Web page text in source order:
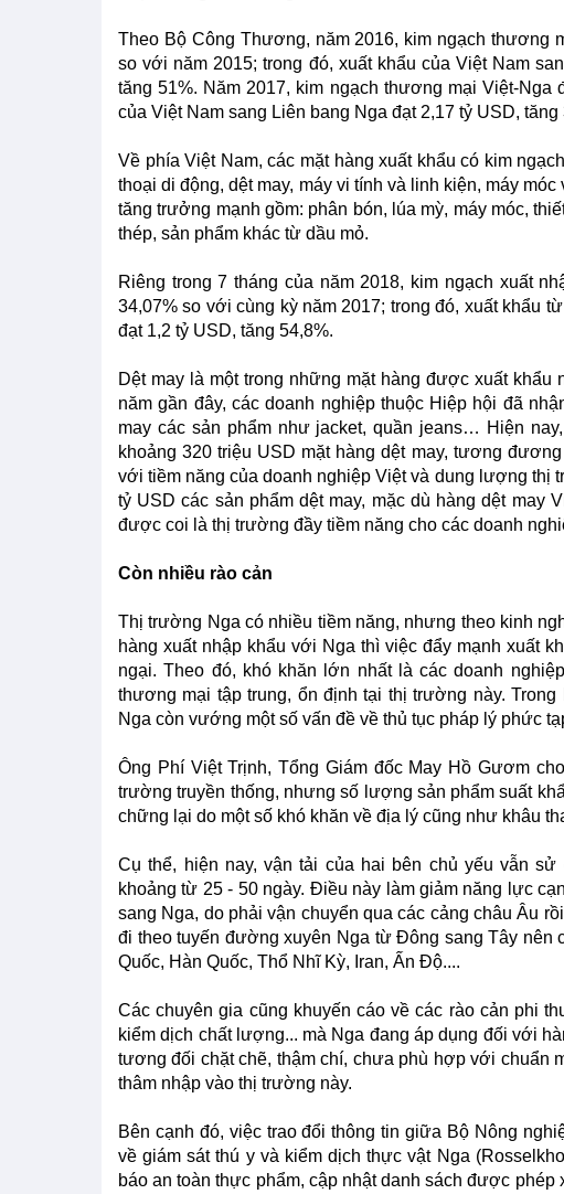
Theo Bộ Công Thương, năm 2016, kim ngạch thương
so với năm 2015; trong đó, xuất khẩu của Việt Nam
tăng 51%. Năm 2017, kim ngạch thương mại Việt-Nga
của Việt Nam sang Liên bang Nga đạt 2,17 tỷ USD,
Về phía Việt Nam, các mặt hàng xuất khẩu có kim
thoại di động, dệt may, máy vi tính và linh kiện, máy
tăng trưởng mạnh gồm: phân bón, lúa mỳ, máy móc,
thép, sản phẩm khác từ dầu mỏ.
Riêng trong 7 tháng của năm 2018, kim ngạch xuất
34,07% so với cùng kỳ năm 2017; trong đó, xuất khẩu
đạt 1,2 tỷ USD, tăng 54,8%.
Dệt may là một trong những mặt hàng được xuất
năm gần đây, các doanh nghiệp thuộc Hiệp hội đã
may các sản phẩm như jacket, quần jeans… Hiện
khoảng 320 triệu USD mặt hàng dệt may, tương
với tiềm năng của doanh nghiệp Việt và dung lượng thị
tỷ USD các sản phẩm dệt may, mặc dù hàng dệt may
được coi là thị trường đầy tiềm năng cho các doanh
Còn nhiều rào cản
Thị trường Nga có nhiều tiềm năng, nhưng theo kinh
hàng xuất nhập khẩu với Nga thì việc đẩy mạnh xuất
ngại. Theo đó, khó khăn lớn nhất là các doanh
thương mại tập trung, ổn định tại thị trường này.
Nga còn vướng một số vấn đề về thủ tục pháp lý phức
Ông Phí Việt Trịnh, Tổng Giám đốc May Hồ Gươm
trường truyền thống, nhưng số lượng sản phẩm suất
chững lại do một số khó khăn về địa lý cũng như khâu
Cụ thể, hiện nay, vận tải của hai bên chủ yếu vẫn
khoảng từ 25 - 50 ngày. Điều này làm giảm năng lực
sang Nga, do phải vận chuyển qua các cảng châu Âu
đi theo tuyến đường xuyên Nga từ Đông sang Tây
Quốc, Hàn Quốc, Thổ Nhĩ Kỳ, Iran, Ấn Độ....
Các chuyên gia cũng khuyến cáo về các rào cản phi
kiểm dịch chất lượng... mà Nga đang áp dụng đối với
tương đối chặt chẽ, thậm chí, chưa phù hợp với chuẩn
thâm nhập vào thị trường này.
Bên cạnh đó, việc trao đổi thông tin giữa Bộ Nông
về giám sát thú y và kiểm dịch thực vật Nga
báo an toàn thực phẩm, cập nhật danh sách được